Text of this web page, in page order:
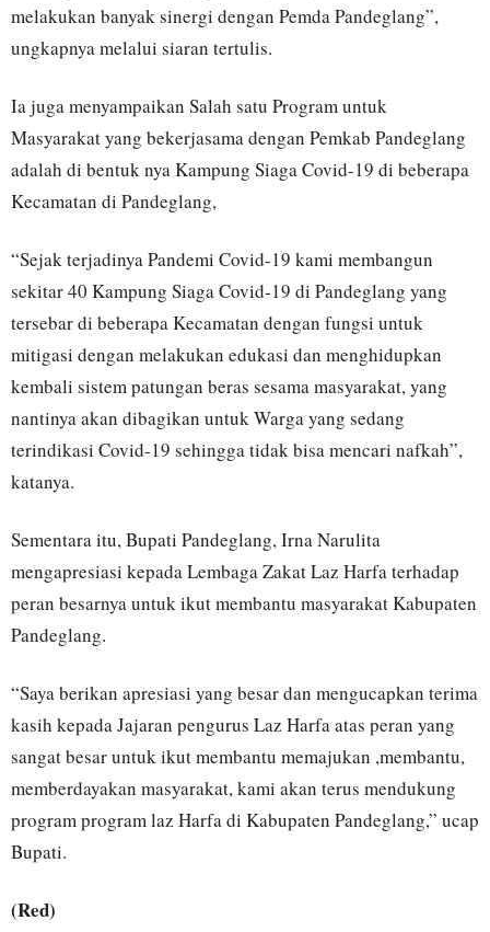
melakukan banyak sinergi dengan Pemda Pandeglang”,
ungkapnya melalui siaran tertulis.
Ia juga menyampaikan Salah satu Program untuk
Masyarakat yang bekerjasama dengan Pemkab Pandeglang
adalah di bentuk nya Kampung Siaga Covid-19 di beberapa
Kecamatan di Pandeglang,
“Sejak terjadinya Pandemi Covid-19 kami membangun
sekitar 40 Kampung Siaga Covid-19 di Pandeglang yang
tersebar di beberapa Kecamatan dengan fungsi untuk
mitigasi dengan melakukan edukasi dan menghidupkan
kembali sistem patungan beras sesama masyarakat, yang
nantinya akan dibagikan untuk Warga yang sedang
terindikasi Covid-19 sehingga tidak bisa mencari nafkah”,
katanya.
Sementara itu, Bupati Pandeglang, Irna Narulita
mengapresiasi kepada Lembaga Zakat Laz Harfa terhadap
peran besarnya untuk ikut membantu masyarakat Kabupaten
Pandeglang.
“Saya berikan apresiasi yang besar dan mengucapkan terima
kasih kepada Jajaran pengurus Laz Harfa atas peran yang
sangat besar untuk ikut membantu memajukan ,membantu,
memberdayakan masyarakat, kami akan terus mendukung
program program laz Harfa di Kabupaten Pandeglang,” ucap
Bupati.
(Red)